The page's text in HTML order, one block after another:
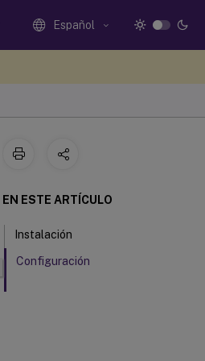
Español
EN ESTE ARTÍCULO
Instalación
Configuración